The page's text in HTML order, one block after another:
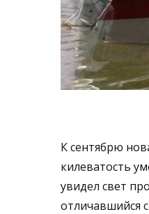
К сентябрю
килеватость
увидел свет
отличавшийся